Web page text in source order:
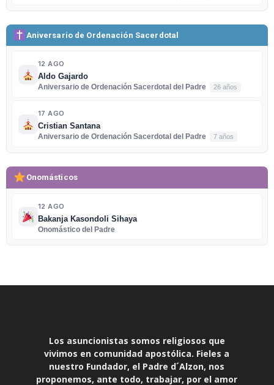
Aniversario de Ordenación Sacerdotal
12 AGO
Aldo Gajardo
Aniversario de Ordenación Sacerdotal del Padre
26 años
17 AGO
Cristian Santana
Aniversario de Ordenación Sacerdotal del Padre
7 años
Onomásticos
12 AGO
Bakanja Kasondoli Sihaya
Onomástico del Padre
Los asuncionistas somos religiosos que
vivimos en comunidad apostólica. Fieles a
nuestro Fundador, el Padre d´Alzon, nos
proponemos, ante todo, trabajar, por el amor